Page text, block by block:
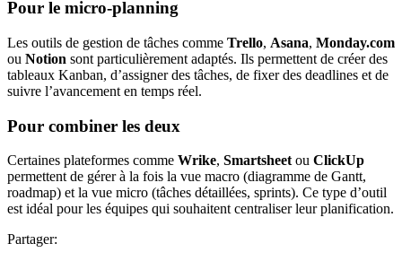
Pour le micro-planning
Les outils de gestion de tâches comme Trello, Asana, Monday.com
ou Notion sont particulièrement adaptés. Ils permettent de créer des
tableaux Kanban, d’assigner des tâches, de fixer des deadlines et de
suivre l’avancement en temps réel.
Pour combiner les deux
Certaines plateformes comme Wrike, Smartsheet ou ClickUp
permettent de gérer à la fois la vue macro (diagramme de Gantt,
roadmap) et la vue micro (tâches détaillées, sprints). Ce type d’outil
est idéal pour les équipes qui souhaitent centraliser leur planification.
Partager: